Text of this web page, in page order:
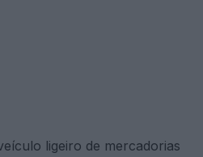
ligeiro de mercadorias